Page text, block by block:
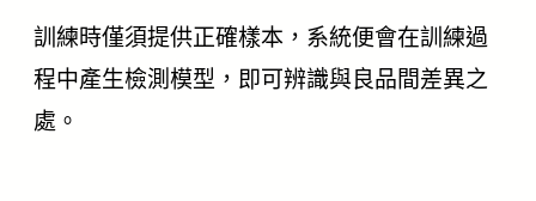
訓練時僅須提供正確樣本，系統便會在訓練過
程中產生檢測模型，即可辨識與良品間差異之
處。